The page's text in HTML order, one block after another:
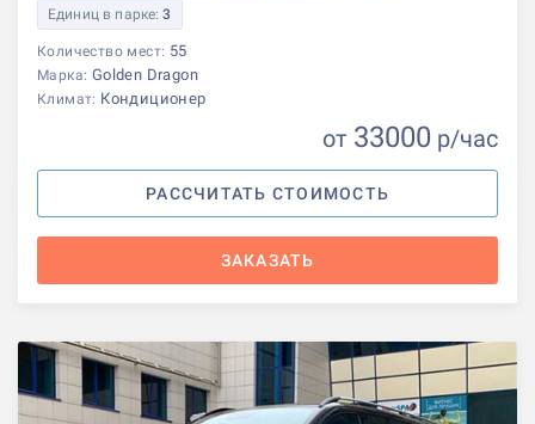
Единиц в парке:3
Количество мест: 55
Марка: Golden Dragon
Климат: Кондиционер
от 33000 р/час
РАССЧИТАТЬ СТОИМОСТЬ
ЗАКАЗАТЬ